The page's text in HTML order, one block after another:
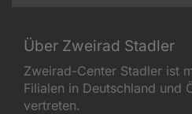
Über Zweirad Stadler
Zweirad-Center Stadler ist
Filialen in Deutschland und
vertreten.